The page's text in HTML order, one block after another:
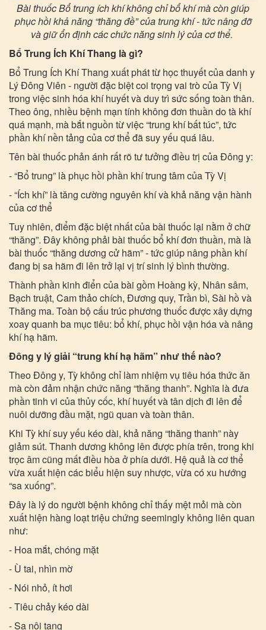
Bài thuốc Bổ trung ích khí không chỉ bổ khí mà còn giúp
phục hồi khả năng “thăng đề” của trung khí - tức nâng đỡ
và giữ ổn định các chức năng sinh lý của cơ thể.
Bổ Trung Ích Khí Thang là gì?
Bổ Trung Ích Khí Thang xuất phát từ học thuyết của danh y
Lý Đông Viên - người đặc biệt coi trọng vai trò của Tỳ Vị
trong việc sinh hóa khí huyết và duy trì sức sống toàn thân.
Theo ông, nhiều bệnh mạn tính không đơn thuần do tà khí
quá mạnh, mà bắt nguồn từ việc “trung khí bất túc”, tức
phần khí nền tảng của cơ thể đã suy yếu quá lâu.
Tên bài thuốc phản ánh rất rõ tư tưởng điều trị của Đông y:
- “Bổ trung” là phục hồi phần khí trung tâm của Tỳ Vị
- “Ích khí” là tăng cường nguyên khí và khả năng vận hành
của cơ thể
Tuy nhiên, điểm đặc biệt nhất của bài thuốc lại nằm ở chữ
“thăng”. Đây không phải bài thuốc bổ khí đơn thuần, mà là
bài thuốc “thăng dương cử hãm” - tức giúp nâng phần khí
đang bị sa hãm đi lên trở lại vị trí sinh lý bình thường.
Thành phần kinh điển của bài gồm Hoàng kỳ, Nhân sâm,
Bạch truật, Cam thảo chích, Đương quy, Trần bì, Sài hồ và
Thăng ma. Toàn bộ cấu trúc phương thuốc được xây dựng
xoay quanh ba mục tiêu: bổ khí, phục hồi vận hóa và nâng
khí hạ hãm.
Đông y lý giải “trung khí hạ hãm” như thế nào?
Theo Đông y, Tỳ không chỉ làm nhiệm vụ tiêu hóa thức ăn
mà còn đảm nhận chức năng “thăng thanh”. Nghĩa là đưa
phần tinh vi của thủy cốc, khí huyết và tân dịch đi lên để
nuôi dưỡng đầu mặt, ngũ quan và toàn thân.
Khi Tỳ khí suy yếu kéo dài, khả năng “thăng thanh” này
giảm sút. Thanh dương không lên được phía trên, trong khi
trọc âm cũng mất điều hòa ở phía dưới. Hệ quả là cơ thể
vừa xuất hiện các biểu hiện suy nhược, vừa có xu hướng
“sa xuống”.
Đây là lý do người bệnh không chỉ thấy mệt mỏi mà còn
xuất hiện hàng loạt triệu chứng seemingly không liên quan
như:
- Hoa mắt, chóng mặt
- Ù tai, nhìn mờ
- Nói nhỏ, ít hơi
- Tiêu chảy kéo dài
- Sa nội tạng